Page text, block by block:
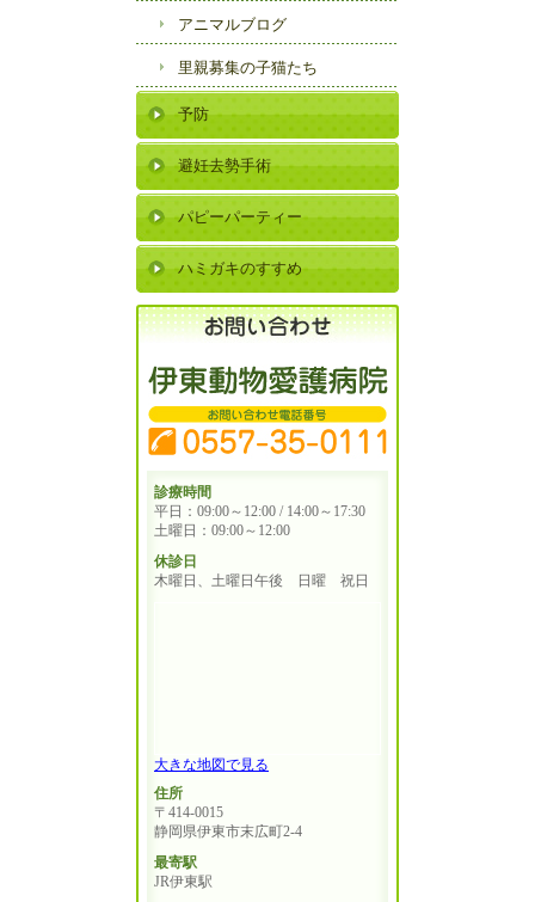
アニマルブログ
里親募集の子猫たち
予防
避妊去勢手術
パピーパーティー
ハミガキのすすめ
診療時間
平日：09:00～12:00 / 14:00～17:30
土曜日：09:00～12:00
休診日
木曜日、土曜日午後 日曜 祝日
大きな地図で見る
住所
〒414-0015
静岡県伊東市末広町2-4
最寄駅
JR伊東駅